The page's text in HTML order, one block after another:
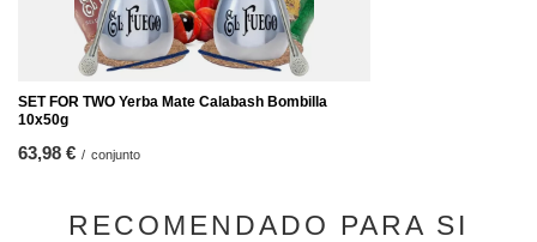
SET FOR TWO Yerba Mate Calabash Bombilla
10x50g
63,98 € / conjunto
RECOMENDADO PARA SI